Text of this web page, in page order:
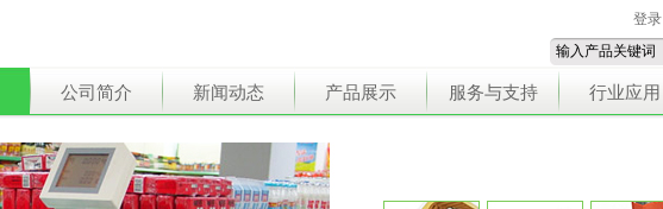
登录
公司简介 新闻动态 产品展示 服务与支持 行业应用